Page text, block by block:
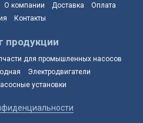
О компании Доставка
Оплата
Контакты
продукции
для промышленных насосов
Электродвигатели
установки